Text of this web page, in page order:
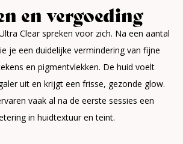
en vergoeding
Clear spreken voor zich. Na een aantal
je een duidelijke vermindering van fijne
en pigmentvlekken. De huid voelt
uit en krijgt een frisse, gezonde glow.
vaak al na de eerste sessies een
in huidtextuur en teint.